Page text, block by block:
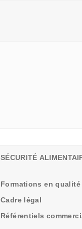
SÉCURITÉ
Formations en
Cadre légal
Référentiels